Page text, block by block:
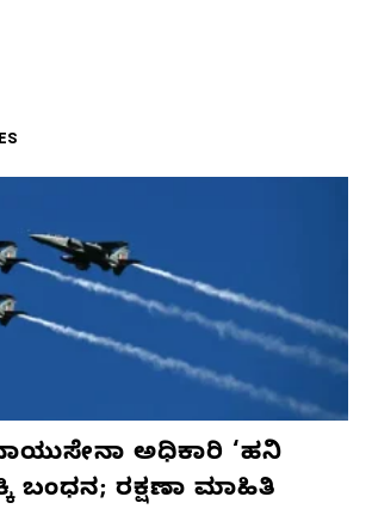
ಅಧಿಕಾರಿ ‘ಹನಿ
ಬಂಧನ; ರಕ್ಷಣಾ ಮಾಹಿತಿ